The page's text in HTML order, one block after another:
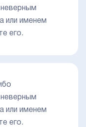
неверным
или именем
его.
неверным
или именем
его.